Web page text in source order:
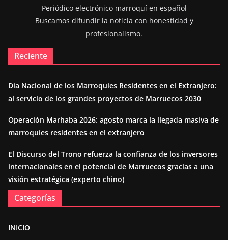
Periódico electrónico marroquí en español
Buscamos difundir la noticia con honestidad y
profesionalismo.
Reciente
Día Nacional de los Marroquíes Residentes en el Extranjero:
al servicio de los grandes proyectos de Marruecos 2030
Operación Marhaba 2026: agosto marca la llegada masiva de
marroquíes residentes en el extranjero
El Discurso del Trono refuerza la confianza de los inversores
internacionales en el potencial de Marruecos gracias a una
visión estratégica (experto chino)
Categorías
INICIO